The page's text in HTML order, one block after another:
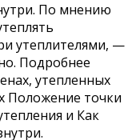
По мнению
утеплителями, —
Подробнее
утепленных
Положение точки
и Как